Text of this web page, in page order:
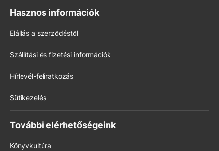
Hasznos információk
Elállás a szerződéstől
Szállítási és fizetési információk
Hírlevél-feliratkozás
Sütikezelés
További elérhetőségeink
Könyvkultúra